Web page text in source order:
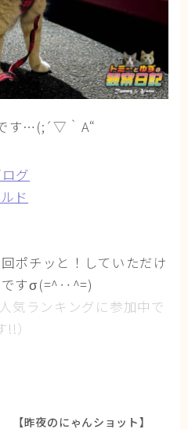
す…(;´▽｀A“
ポチッと！していただけ
ですσ(=^‥^=)
気ランキングに参加中で
!!）
【昨夜のにゃんショット】